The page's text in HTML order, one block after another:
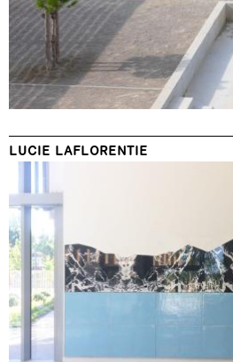
LUCIE LAFLORENTIE